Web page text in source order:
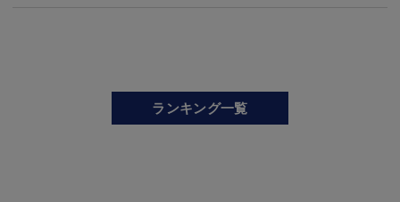
ランキング一覧